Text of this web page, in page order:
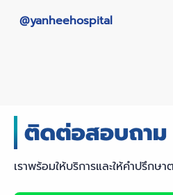
@yanheehospital
เราพร้อมให้บริการและให้คำปรึกษ